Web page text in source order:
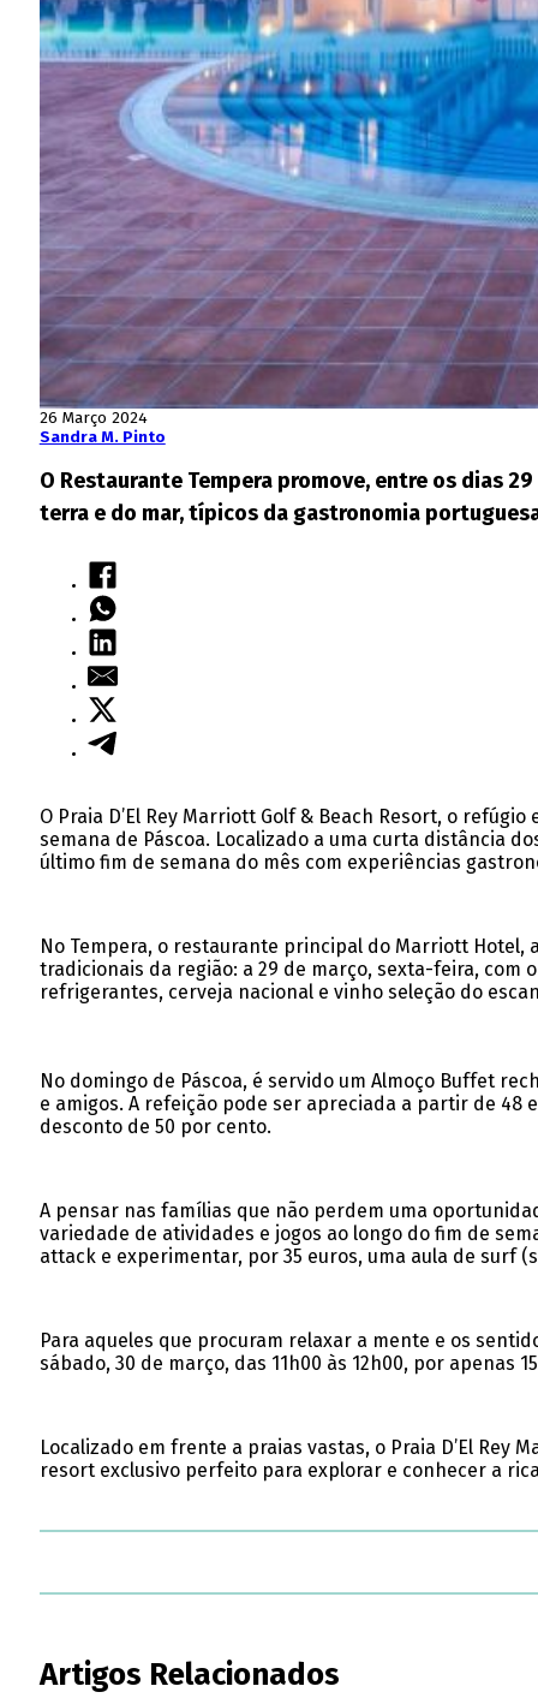
26 Março 2024
Sandra M. Pinto
O Restaurante Tempera promove, entre os dias
terra e do mar, típicos da gastronomia
O Praia D’El Rey Marriott Golf & Beach Resort, o
semana de Páscoa. Localizado a uma curta distância
último fim de semana do mês com experiências
No Tempera, o restaurante principal do Marriott
tradicionais da região: a 29 de março, sexta-feira, com
refrigerantes, cerveja nacional e vinho seleção do
No domingo de Páscoa, é servido um Almoço Buffet
e amigos. A refeição pode ser apreciada a partir de 48
desconto de 50 por cento.
A pensar nas famílias que não perdem uma
variedade de atividades e jogos ao longo do fim de
attack e experimentar, por 35 euros, uma aula de surf
Para aqueles que procuram relaxar a mente e os
sábado, 30 de março, das 11h00 às 12h00, por apenas
Localizado em frente a praias vastas, o Praia D’El
resort exclusivo perfeito para explorar e conhecer a
Artigos Relacionados